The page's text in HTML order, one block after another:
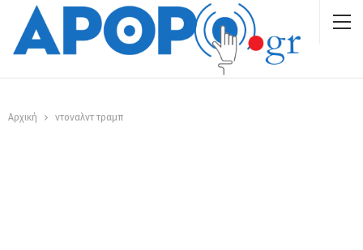
Αρχική ντοναλντ τραμπ